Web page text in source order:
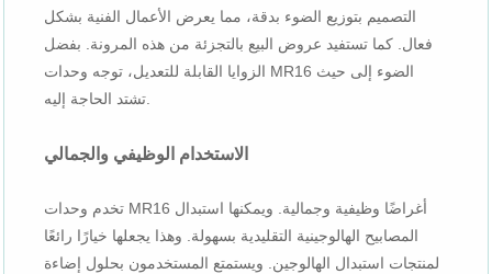
التصميم بتوزيع الضوء بدقة، مما يعرض الأعمال الفنية بشكل
فعال. كما تستفيد عروض البيع بالتجزئة من هذه المرونة. بفضل
الزوايا القابلة للتعديل، توجه وحدات MR16 الضوء إلى حيث
تشتد الحاجة إليه.
الاستخدام الوظيفي والجمالي
تخدم وحدات MR16 أغراضًا وظيفية وجمالية. ويمكنها استبدال
المصابيح الهالوجينية التقليدية بسهولة. وهذا يجعلها خيارًا رائعًا
لمنتجات استبدال الهالوجين. ويستمتع المستخدمون بحلول إضاءة